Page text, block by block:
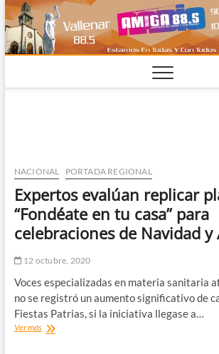
Saltar
al
contenido
NACIONAL PORTADA REGIONAL
Expertos evalúan replicar
“Fondéate en tu casa” para
celebraciones de Navidad
12 octubre, 2020
Voces especializadas en materia sanitaria
no se registró un aumento significativo de
Fiestas Patrias, si la iniciativa llegase a…
Ver másExpertos